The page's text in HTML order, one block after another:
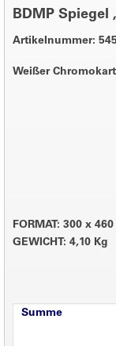
BDMP Spiegel
Artikelnummer:
Weißer
FORMAT: 300 x
GEWICHT: 4,10 Kg
Summe